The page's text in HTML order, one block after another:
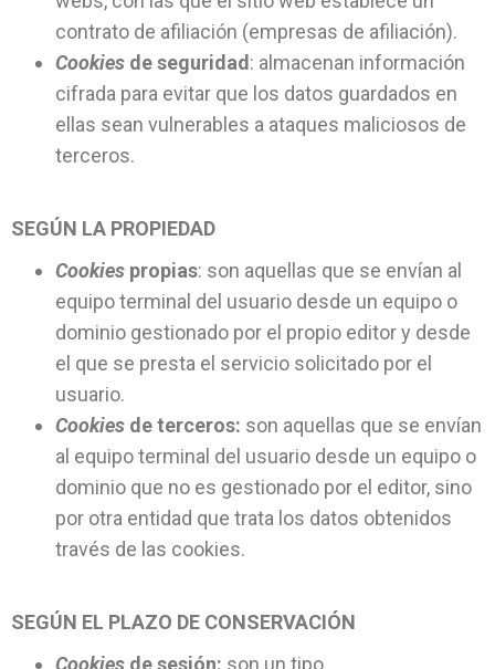
contrato de afiliación (empresas de afiliación).
Cookies de seguridad : almacenan información
cifrada para evitar que los datos guardados en
ellas sean vulnerables a ataques maliciosos de
terceros.
SEGÚN LA PROPIEDAD
Cookies propias: son aquellas que se envían al
equipo terminal del usuario desde un equipo o
dominio gestionado por el propio editor y desde
el que se presta el servicio solicitado por el
usuario.
Cookies de terceros: son aquellas que se envían
al equipo terminal del usuario desde un equipo o
dominio que no es gestionado por el editor, sino
por otra entidad que trata los datos obtenidos
través de las cookies.
SEGÚN EL PLAZO DE CONSERVACIÓN
Cookies de sesión: son un tipo